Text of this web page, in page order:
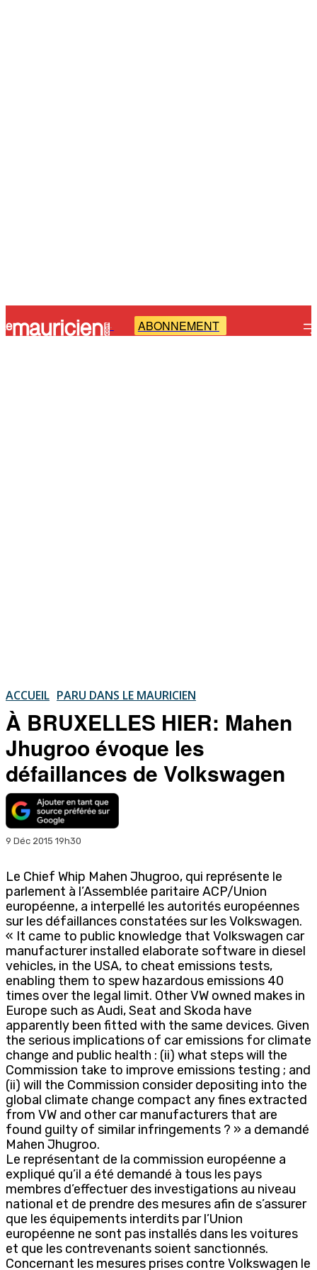
- ABONNEMENT
ACCUEIL PARU DANS LE MAURICIEN
À BRUXELLES HIER: Mahen
Jhugroo évoque les
défaillances de Volkswagen
9 Déc 2015 19h30
Le Chief Whip Mahen Jhugroo, qui représente le
parlement à l’Assemblée paritaire ACP/Union
européenne, a interpellé les autorités européennes
sur les défaillances constatées sur les Volkswagen.
« It came to public knowledge that Volkswagen car
manufacturer installed elaborate software in diesel
vehicles, in the USA, to cheat emissions tests,
enabling them to spew hazardous emissions 40
times over the legal limit. Other VW owned makes in
Europe such as Audi, Seat and Skoda have
apparently been fitted with the same devices. Given
the serious implications of car emissions for climate
change and public health : (ii) what steps will the
Commission take to improve emissions testing ; and
(ii) will the Commission consider depositing into the
global climate change compact any fines extracted
from VW and other car manufacturers that are
found guilty of similar infringements ? » a demandé
Mahen Jhugroo.
Le représentant de la commission européenne a
expliqué qu’il a été demandé à tous les pays
membres d’effectuer des investigations au niveau
national et de prendre des mesures afin de s’assurer
que les équipements interdits par l’Union
européenne ne sont pas installés dans les voitures
et que les contrevenants soient sanctionnés.
Concernant les mesures prises contre Volkswagen le